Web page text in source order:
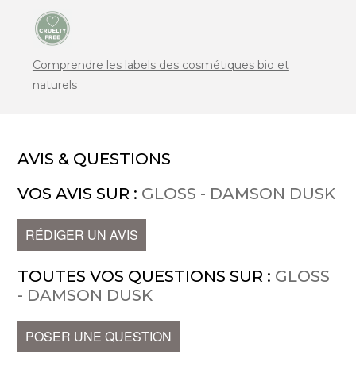
Comprendre les labels des cosmétiques bio et
naturels
AVIS & QUESTIONS
VOS AVIS SUR : GLOSS - DAMSON DUSK
RÉDIGER UN AVIS
TOUTES VOS QUESTIONS SUR : GLOSS
- DAMSON DUSK
POSER UNE QUESTION